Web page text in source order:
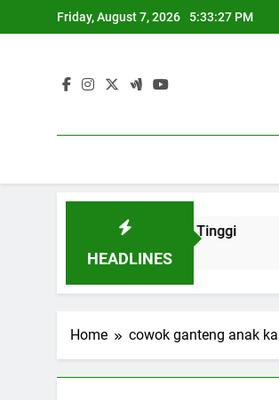
to
Friday, August 7, 2026 5:33:27 PM
HEADLINES
di Perguruan Tinggi
3 Months
Home cowok ganteng anak